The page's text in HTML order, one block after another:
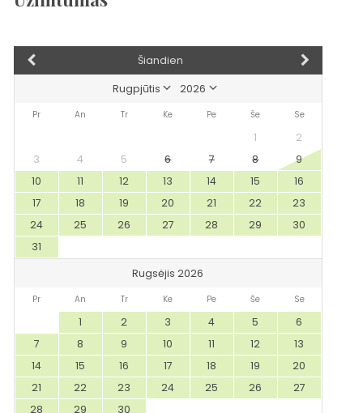
Šiandien
Pr An Tr Ke Pe Še Se
1
2
3
4 5 6 7 8
9
10
11 12 13 14 15
16
17
18 19 20 21 22
23
24
25 26 27 28 29
30
31
Rugsėjis 2026
Pr An Tr Ke Pe Še Se
1 2 3 4 5
6
7
8 9 10 11 12
13
14
15 16 17 18 19
20
21
22 23 24 25 26
27
28
29 30